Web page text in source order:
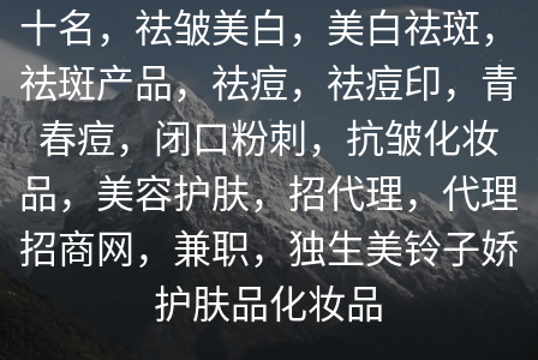
十名，祛皱美白，美白祛斑，
祛斑产品，祛痘，祛痘印，青
春痘，闭口粉刺，抗皱化妆
品，美容护肤，招代理，代理
招商网，兼职，独生美铃子娇
护肤品化妆品